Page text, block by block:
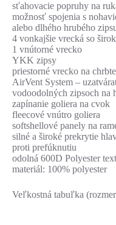
sťahovacie popruhy na
možnosť spojenia s
alebo dlhého hrubého
4 vonkajšie vrecká so
1 vnútorné vrecko
YKK zipsy
priestorné vrecko na
AirVent System –
vodoodolných zipsoch na
zapínanie goliera na cvok
fleecové vnútro goliera
softshellové panely na
silné a široké prekrytie
proti prefúknutiu
odolná 600D Polyester
materiál: 100% polyester
Veľkostná tabuľka